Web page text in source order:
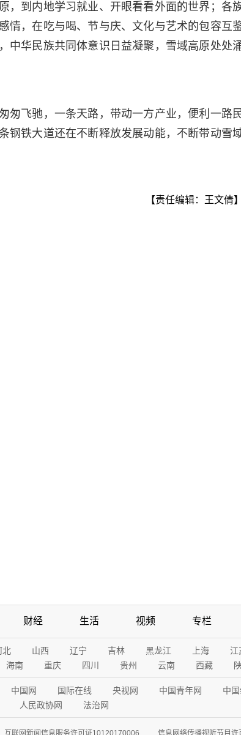
，到内地学习就业、开眼看看外面的世界；各
情，在吃与喝、节与庆、文化与艺术的包容互
中华民族共同体意识日益凝聚，雪域高原处处
匆飞驰，一条天路，带动一方产业，便利一路
钢铁大道还在不断释放发展动能，不断带动雪
【责任编辑：王文倩】
财经 生活 视频 专栏
北 山西 辽宁 吉林 黑龙江 上海 江
海南 重庆 四川 贵州 云南 西藏
中国网 国际在线 央视网 中国青年网 中
人民政协网 法治网
互联网新闻信息服务许可证10120170006 信息网络传播视听节目